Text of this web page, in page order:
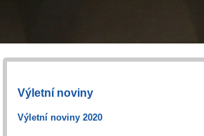
Výletní noviny
Výletní noviny 2020